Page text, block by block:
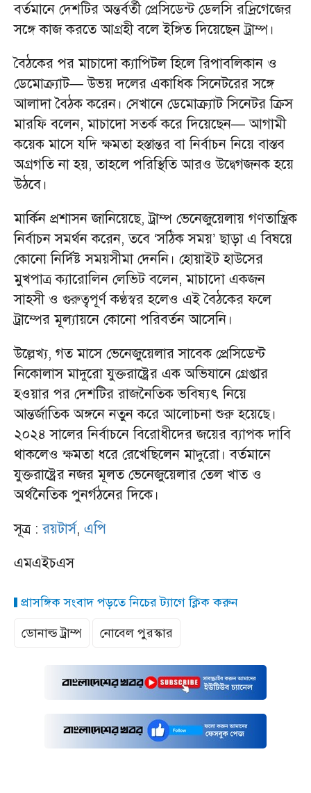
বর্তমানে দেশটির অন্তর্বর্তী প্রেসিডেন্ট ডেলসি রদ্রিগেজের
সঙ্গে কাজ করতে আগ্রহী বলে ইঙ্গিত দিয়েছেন ট্রাম্প।
বৈঠকের পর মাচাদো ক্যাপিটল হিলে রিপাবলিকান ও
ডেমোক্র্যাট— উভয় দলের একাধিক সিনেটরের সঙ্গে
আলাদা বৈঠক করেন। সেখানে ডেমোক্র্যাট সিনেটর ক্রিস
মারফি বলেন, মাচাদো সতর্ক করে দিয়েছেন— আগামী
কয়েক মাসে যদি ক্ষমতা হস্তান্তর বা নির্বাচন নিয়ে বাস্তব
অগ্রগতি না হয়, তাহলে পরিস্থিতি আরও উদ্বেগজনক হয়ে
উঠবে।
মার্কিন প্রশাসন জানিয়েছে, ট্রাম্প ভেনেজুয়েলায় গণতান্ত্রিক
নির্বাচন সমর্থন করেন, তবে ‘সঠিক সময়’ ছাড়া এ বিষয়ে
কোনো নির্দিষ্ট সময়সীমা দেননি। হোয়াইট হাউসের
মুখপাত্র ক্যারোলিন লেভিট বলেন, মাচাদো একজন
সাহসী ও গুরুত্বপূর্ণ কণ্ঠস্বর হলেও এই বৈঠকের ফলে
ট্রাম্পের মূল্যায়নে কোনো পরিবর্তন আসেনি।
উল্লেখ্য, গত মাসে ভেনেজুয়েলার সাবেক প্রেসিডেন্ট
নিকোলাস মাদুরো যুক্তরাষ্ট্রের এক অভিযানে গ্রেপ্তার
হওয়ার পর দেশটির রাজনৈতিক ভবিষ্যৎ নিয়ে
আন্তর্জাতিক অঙ্গনে নতুন করে আলোচনা শুরু হয়েছে।
২০২৪ সালের নির্বাচনে বিরোধীদের জয়ের ব্যাপক দাবি
থাকলেও ক্ষমতা ধরে রেখেছিলেন মাদুরো। বর্তমানে
যুক্তরাষ্ট্রের নজর মূলত ভেনেজুয়েলার তেল খাত ও
অর্থনৈতিক পুনর্গঠনের দিকে।
সূত্র :রয়টার্স, এপি
এমএইচএস
প্রাসঙ্গিক সংবাদ পড়তে নিচের ট্যাগে ক্লিক করুন
ডোনাল্ড ট্রাম্প
নোবেল পুরস্কার